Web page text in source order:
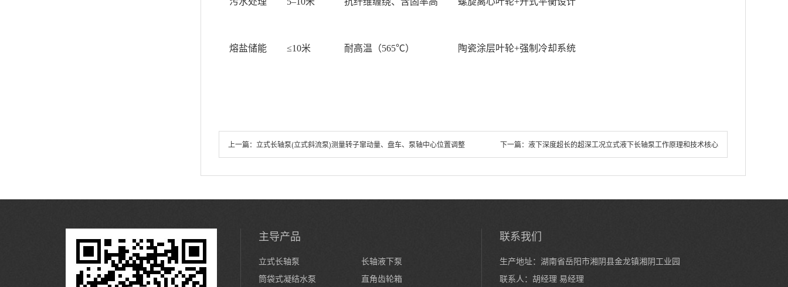
熔盐储能 ≤10米 耐高温（565℃） 陶瓷涂层叶轮+强制冷却系统
上一篇： 立式长轴泵(立式斜流泵)测量转子窜动量、盘车、泵轴中心位置调整 下一篇： 液下深度超长的超深工况立式液下长轴泵工作原理和技术核心
主导产品
立式长轴泵
长轴液下泵
筒袋式凝结水泵
直角齿轮箱
联系我们
生产地址：湖南省岳阳市湘阴县金龙镇湘阴工业园
联系人：胡经理 易经理